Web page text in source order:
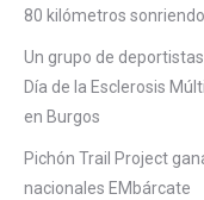
80 kilómetros
Un grupo de
Día de la Esclerosis
en Burgos
Pichón Trail Project
nacionales EMbárcate